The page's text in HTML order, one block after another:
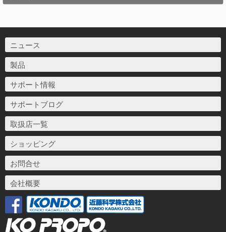
ニュース
製品
サポート情報
サポートブログ
取扱店一覧
ショッピング
お問合せ
会社概要